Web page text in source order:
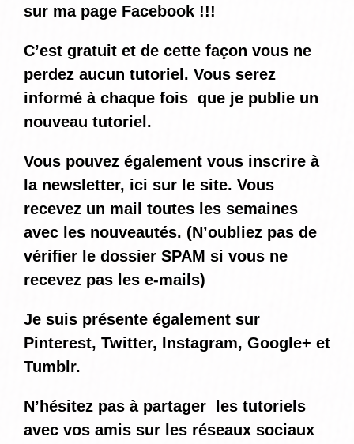
sur ma page Facebook !!!
C’est gratuit et de cette façon vous ne
perdez aucun tutoriel. Vous serez
informé à chaque fois que je publie un
nouveau tutoriel.
Vous pouvez également vous inscrire à
la newsletter, ici sur le site. Vous
recevez un mail toutes les semaines
avec les nouveautés. (N’oubliez pas de
vérifier le dossier SPAM si vous ne
recevez pas les e-mails)
Je suis présente également sur
Pinterest, Twitter, Instagram, Google+ et
Tumblr.
N’hésitez pas à partager les tutoriels
avec vos amis sur les réseaux sociaux